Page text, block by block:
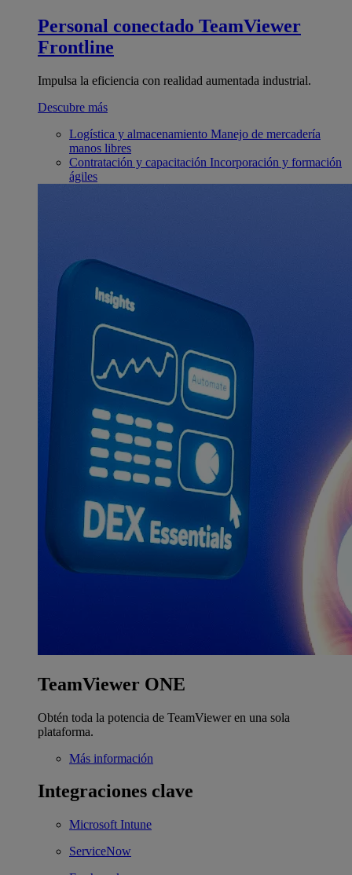
Personal conectado TeamViewer
Frontline
Impulsa la eficiencia con realidad aumentada industrial.
Descubre más
Logística y almacenamiento Manejo de mercadería
manos libres
Contratación y capacitación Incorporación y formación
ágiles
TeamViewer ONE
Obtén toda la potencia de TeamViewer en una sola
plataforma.
Más información
Integraciones clave
Microsoft Intune
ServiceNow